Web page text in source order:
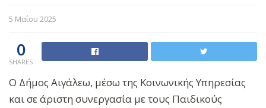
5 Μαΐου 2025
0
SHARES
Ο Δήμος Αιγάλεω, μέσω της Κοινωνικής Υπηρεσίας
και σε άριστη συνεργασία με τους Παιδικούς